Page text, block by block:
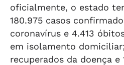
oficialmente, o estado
180.975 casos
coronavírus e 4.413
em isolamento
recuperados da doença e